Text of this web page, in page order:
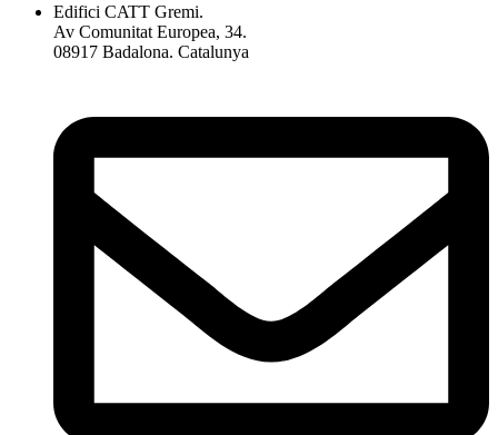
Edifici CATT Gremi.
Av Comunitat Europea, 34.
08917 Badalona. Catalunya